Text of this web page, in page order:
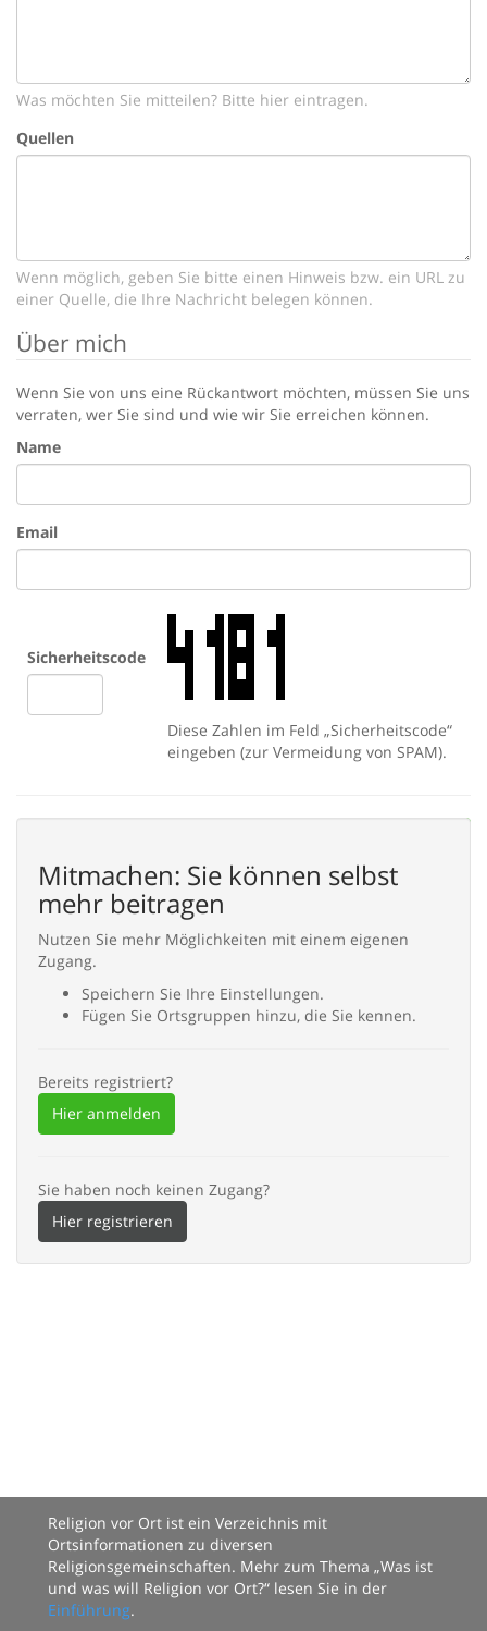
Was möchten Sie mitteilen? Bitte hier eintragen.
Quellen
Wenn möglich, geben Sie bitte einen Hinweis bzw. ein URL zu
einer Quelle, die Ihre Nachricht belegen können.
Über mich
Wenn Sie von uns eine Rückantwort möchten, müssen Sie uns
verraten, wer Sie sind und wie wir Sie erreichen können.
Name
Email
Sicherheitscode
Diese Zahlen im Feld „Sicherheitscode“
eingeben (zur Vermeidung von SPAM).
Mitmachen: Sie können selbst
mehr beitragen
Nutzen Sie mehr Möglichkeiten mit einem eigenen
Zugang.
Speichern Sie Ihre Einstellungen.
Fügen Sie Ortsgruppen hinzu, die Sie kennen.
Bereits registriert?
Hier anmelden
Sie haben noch keinen Zugang?
Hier registrieren
Religion vor Ort ist ein Verzeichnis mit
Ortsinformationen zu diversen
Religionsgemeinschaften. Mehr zum Thema „Was ist
und was will Religion vor Ort?“ lesen Sie in der
Einführung.